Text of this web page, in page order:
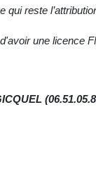
qui reste
une licence